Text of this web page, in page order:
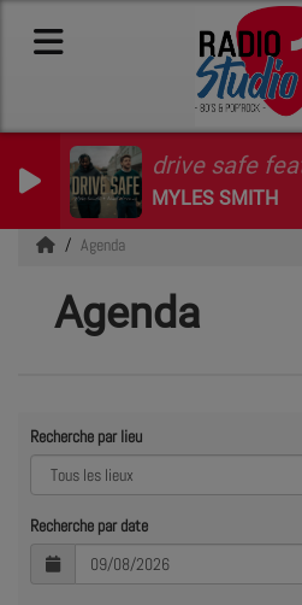
drive safe
MYLES SMITH
Agenda
Agenda
Recherche par lieu
Recherche par date